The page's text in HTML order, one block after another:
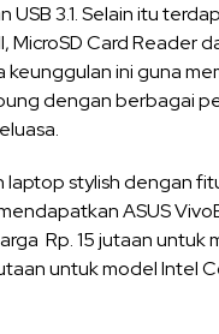
USB 3.1. Selain itu
MicroSD Card Reader
keunggulan ini guna
dengan berbagai
stylish dengan
ASUS
Rp. 15 jutaan untuk
untuk model Intel